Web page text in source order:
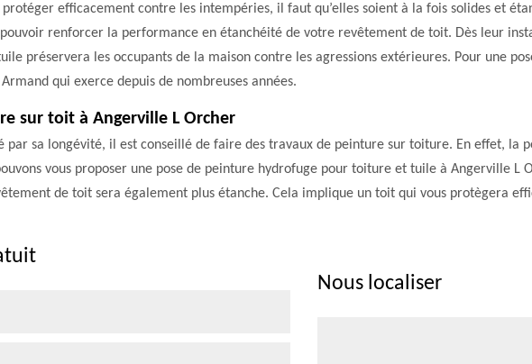
protéger efficacement contre les intempéries, il faut qu’elles soient à la fois solides et
renforcer la performance en étanchéité de votre revêtement de toit. Dès leur
préservera les occupants de la maison contre les agressions extérieures. Pour une
qui exerce depuis de nombreuses années.
sur toit à Angerville L Orcher
par sa longévité, il est conseillé de faire des travaux de peinture sur toiture. En effet, la
vous proposer une pose de peinture hydrofuge pour toiture et tuile à Angerville L
de toit sera également plus étanche. Cela implique un toit qui vous protègera
Nous localiser